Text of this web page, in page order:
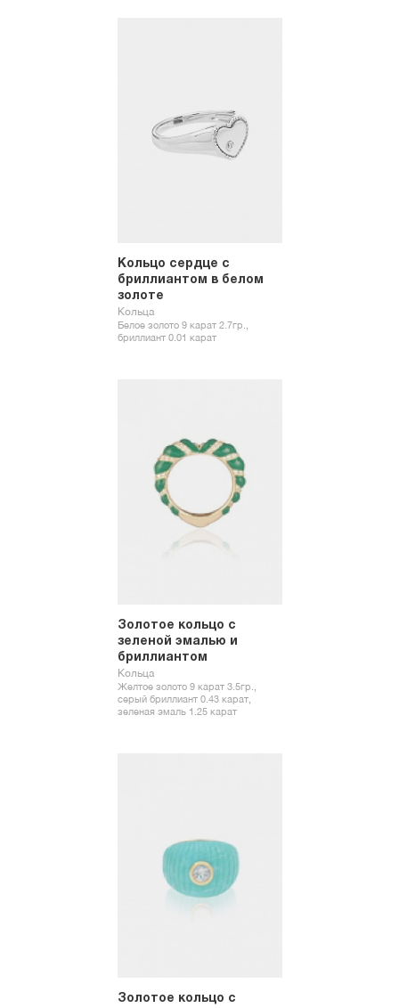
Кольцо сердце с
бриллиантом в белом
золоте
Кольца
Белое золото 9 карат 2.7гр.,
бриллиант 0.01 карат
Золотое кольцо с
зеленой эмалью и
бриллиантом
Кольца
Желтое золото 9 карат 3.5гр.,
серый бриллиант 0.43 карат,
зеленая эмаль 1.25 карат
Золотое кольцо с